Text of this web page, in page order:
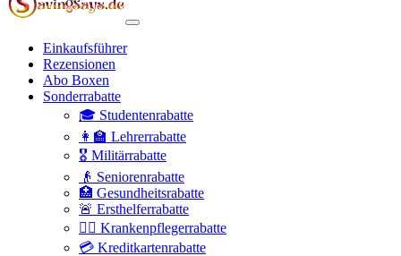
Einkaufsführer
Rezensionen
Abo Boxen
Sonderrabatte
🎓 Studentenrabatte
👩‍🏫 Lehrerrabatte
🎖️ Militärrabatte
👴 Seniorenrabatte
🏥 Gesundheitsrabatte
🚨 Ersthelferrabatte
👩‍⚕️ Krankenpflegerrabatte
💳 Kreditkartenrabatte